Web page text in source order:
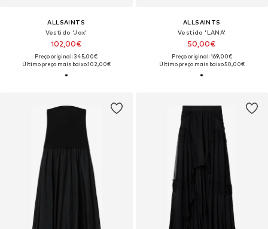
ALLSAINTS
Vestido 'Jax'
102,00€
Preço original: 345,00€
Último preço mais baixo:102,00€
ALLSAINTS
Vestido 'LANA'
50,00€
Preço original: 169,00€
Último preço mais baixo:50,00€